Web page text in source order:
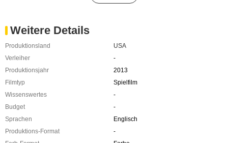
Weitere Details
Produktionsland
USA
Verleiher
-
Produktionsjahr
2013
Filmtyp
Spielfilm
Wissenswertes
-
Budget
-
Sprachen
Englisch
Produktions-Format
-